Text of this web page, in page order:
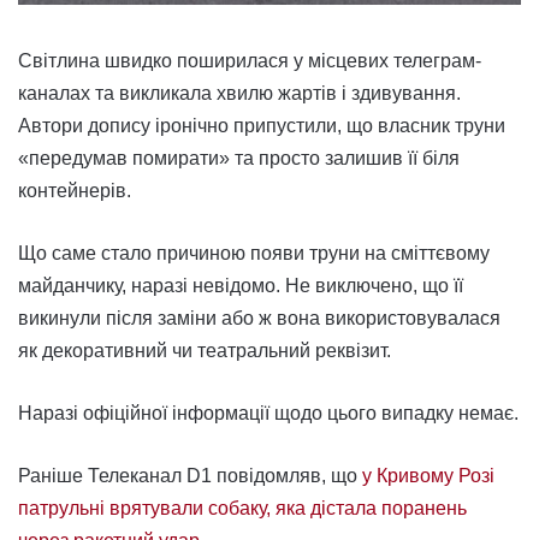
Світлина швидко поширилася у місцевих телеграм-
каналах та викликала хвилю жартів і здивування.
Автори допису іронічно припустили, що власник труни
«передумав помирати» та просто залишив її біля
контейнерів.
Що саме стало причиною появи труни на сміттєвому
майданчику, наразі невідомо. Не виключено, що її
викинули після заміни або ж вона використовувалася
як декоративний чи театральний реквізит.
Наразі офіційної інформації щодо цього випадку немає.
Раніше Телеканал D1 повідомляв, що у Кривому Розі
патрульні врятували собаку, яка дістала поранень